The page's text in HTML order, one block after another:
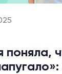
поняла,